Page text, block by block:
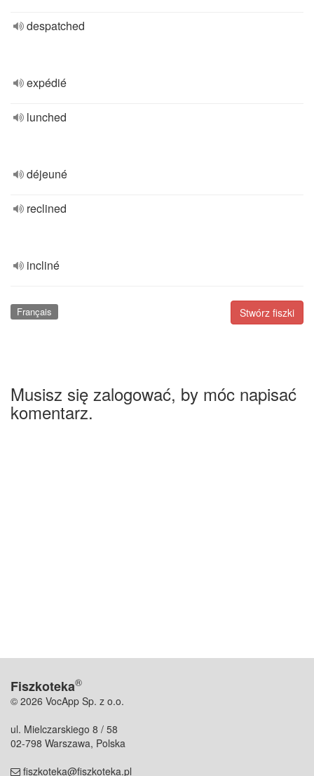
despatched
expédié
lunched
déjeuné
reclined
incliné
Stwórz fiszki
Français
Musisz się zalogować, by móc napisać
komentarz.
Fiszkoteka®
© 2026 VocApp Sp. z o.o.
ul. Mielczarskiego 8 / 58
02-798 Warszawa, Polska
fiszkoteka@fiszkoteka.pl